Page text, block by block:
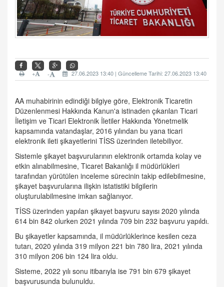
27.06.2023 13:40 | Güncelleme Tarihi: 27.06.2023 13:40
-
+
AA muhabirinin edindiği bilgiye göre, Elektronik Ticaretin
Düzenlenmesi Hakkında Kanun'a istinaden çıkarılan Ticari
İletişim ve Ticari Elektronik İletiler Hakkında Yönetmelik
kapsamında vatandaşlar, 2016 yılından bu yana ticari
elektronik ileti şikayetlerini TİSS üzerinden iletebiliyor.
Sistemle şikayet başvurularının elektronik ortamda kolay ve
etkin alınabilmesine, Ticaret Bakanlığı il müdürlükleri
tarafından yürütülen inceleme sürecinin takip edilebilmesine,
şikayet başvurularına ilişkin istatistiki bilgilerin
oluşturulabilmesine imkan sağlanıyor.
TİSS üzerinden yapılan şikayet başvuru sayısı 2020 yılında
614 bin 842 olurken 2021 yılında 709 bin 232 başvuru yapıldı.
Bu şikayetler kapsamında, il müdürlüklerince kesilen ceza
tutarı, 2020 yılında 319 milyon 221 bin 780 lira, 2021 yılında
310 milyon 206 bin 124 lira oldu.
Sisteme, 2022 yılı sonu itibarıyla ise 791 bin 679 şikayet
başvurusunda bulunuldu.